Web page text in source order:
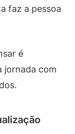
faz a pessoa
é
jornada com